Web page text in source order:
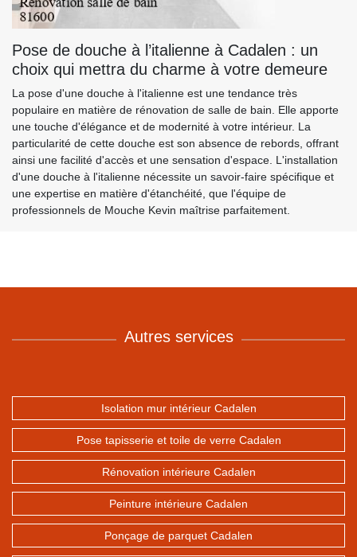
Pose de douche à l’italienne à Cadalen : un
choix qui mettra du charme à votre demeure
La pose d'une douche à l'italienne est une tendance très
populaire en matière de rénovation de salle de bain. Elle apporte
une touche d'élégance et de modernité à votre intérieur. La
particularité de cette douche est son absence de rebords, offrant
ainsi une facilité d'accès et une sensation d'espace. L'installation
d'une douche à l'italienne nécessite un savoir-faire spécifique et
une expertise en matière d'étanchéité, que l'équipe de
professionnels de Mouche Kevin maîtrise parfaitement.
Autres services
Isolation mur intérieur Cadalen
Pose tapisserie et toile de verre Cadalen
Rénovation intérieure Cadalen
Peinture intérieure Cadalen
Ponçage de parquet Cadalen